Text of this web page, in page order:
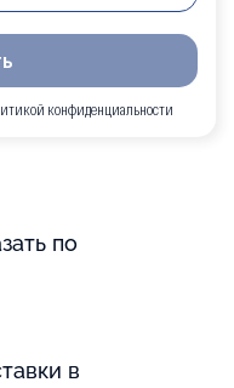
конфиденциальности
по
в